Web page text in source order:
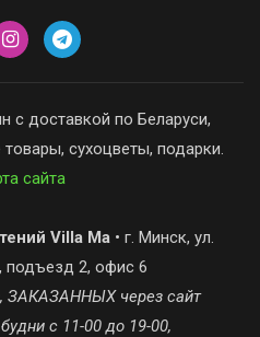
с доставкой по Беларуси,
сухоцветы, подарки.
сайта
Villa Ma • г. Минск, ул.
подъезд 2, офис 6
ЗАКАЗАННЫХ через сайт
с 11-00 до 19-00,